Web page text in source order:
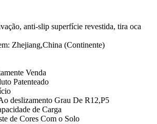
anti-slip superfície revestida, tira oca
Zhejiang,China (Continente)
Venda
Patenteado
deslizamento Grau De R12,P5
de Carga
de Cores Com o Solo